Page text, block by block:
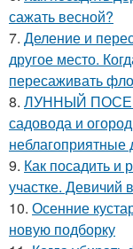
сажать весной?
7. Деление и
другое место.
пересаживать
8. ЛУННЫЙ
садовода и
9. Как посадить и
участке.
10. Осенние
новую подборку